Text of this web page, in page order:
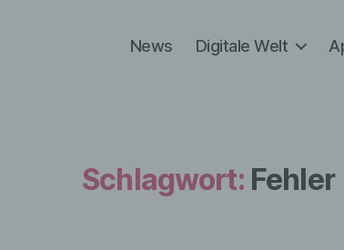
News Digitale Welt
Schlagwort: Fehler